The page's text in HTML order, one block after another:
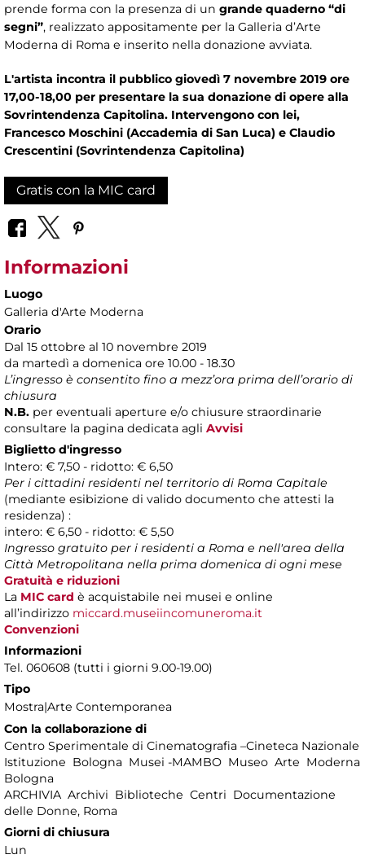
prende forma con la presenza di un grande quaderno “di
segni”, realizzato appositamente per la Galleria d’Arte
Moderna di Roma e inserito nella donazione avviata.
L'artista incontra il pubblico giovedì 7 novembre 2019 ore
17,00-18,00 per presentare la sua donazione di opere alla
Sovrintendenza Capitolina. Intervengono con lei,
Francesco Moschini (Accademia di San Luca) e Claudio
Crescentini (Sovrintendenza Capitolina)
Gratis con la MIC card
Informazioni
Luogo
Galleria d'Arte Moderna
Orario
Dal 15 ottobre al 10 novembre 2019
da martedì a domenica ore 10.00 - 18.30
L’ingresso è consentito fino a mezz’ora prima dell’orario di
chiusura
N.B. per eventuali aperture e/o chiusure straordinarie
consultare la pagina dedicata agli Avvisi
Biglietto d'ingresso
Intero: € 7,50 - ridotto: € 6,50
Per i cittadini residenti nel territorio di Roma Capitale
(mediante esibizione di valido documento che attesti la
residenza) :
intero: € 6,50 - ridotto: € 5,50
Ingresso gratuito per i residenti a Roma e nell'area della
Città Metropolitana nella prima domenica di ogni mese
Gratuità e riduzioni
La MIC card è acquistabile nei musei e online
all’indirizzo miccard.museiincomuneroma.it
Convenzioni
Informazioni
Tel. 060608 (tutti i giorni 9.00-19.00)
Tipo
Mostra|Arte Contemporanea
Con la collaborazione di
Centro Sperimentale di Cinematografia –Cineteca Nazionale
Istituzione Bologna Musei -MAMBO Museo Arte Moderna
Bologna
ARCHIVIA Archivi Biblioteche Centri Documentazione
delle Donne, Roma
Giorni di chiusura
Lun